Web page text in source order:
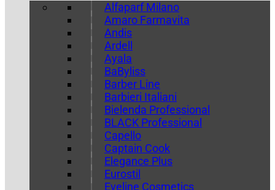
Alfaparf Milano
Amaro Farmavita
Andis
Ardell
Ayala
BaByliss
Barber Line
Barbieri Italiani
Bielenda Professional
BLACK Professional
Capello
Captain Cook
Elegance Plus
Eurostil
Eveline Cosmetics